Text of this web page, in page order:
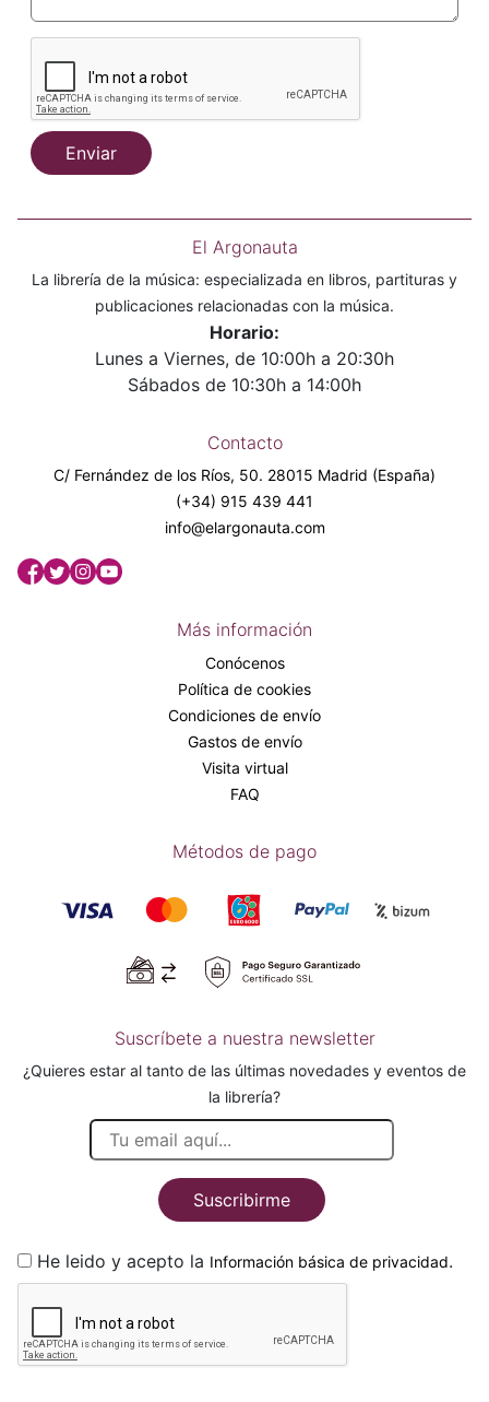
Enviar
El Argonauta
La librería de la música: especializada en libros, partituras y
publicaciones relacionadas con la música.
Horario:
Lunes a Viernes, de 10:00h a 20:30h
Sábados de 10:30h a 14:00h
Contacto
C/ Fernández de los Ríos, 50. 28015 Madrid (España)
(+34) 915 439 441
info@elargonauta.com
Más información
Conócenos
Política de cookies
Condiciones de envío
Gastos de envío
Visita virtual
FAQ
Métodos de pago
Suscríbete a nuestra newsletter
¿Quieres estar al tanto de las últimas novedades y eventos de
la librería?
Suscribirme
He leido y acepto la Información básica de privacidad.